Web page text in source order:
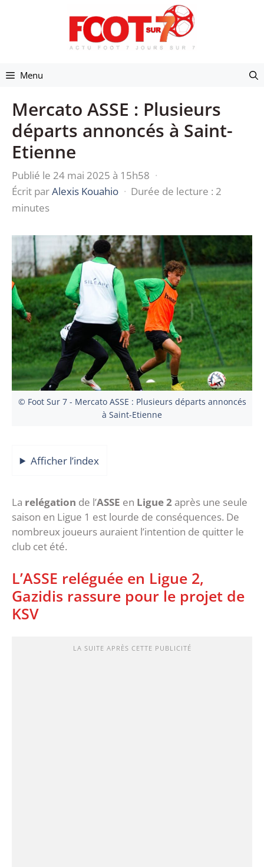
Menu
Mercato ASSE : Plusieurs
départs annoncés à Saint-
Etienne
Publié le 24 mai 2025 à 15h58 ·
Écrit parAlexis Kouahio · Durée de lecture : 2
minutes
© Foot Sur 7 - Mercato ASSE : Plusieurs départs annoncés
à Saint-Etienne
Afficher l’index
La relégation de l’ASSE en Ligue 2 après une seule
saison en Ligue 1 est lourde de conséquences. De
nombreux joueurs auraient l’intention de quitter le
club cet été.
L’ASSE reléguée en Ligue 2,
Gazidis rassure pour le projet de
KSV
LA SUITE APRÈS CETTE PUBLICITÉ